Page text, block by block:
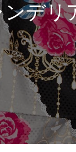
デリ